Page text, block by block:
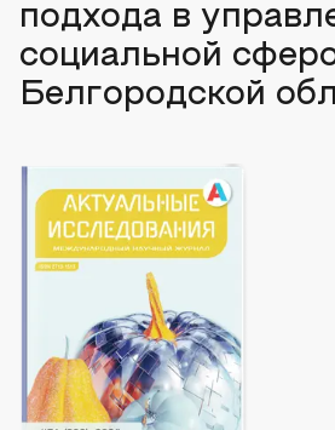
подхода в
социальной
Белгородской